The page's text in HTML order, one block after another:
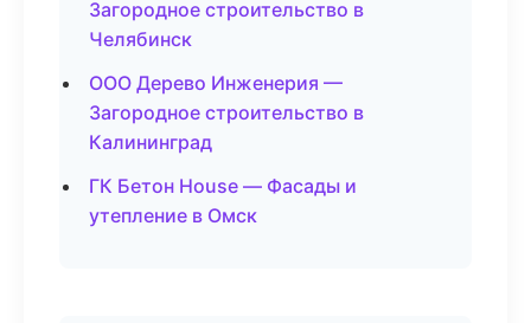
Загородное строительство в
Челябинск
ООО Дерево Инженерия —
Загородное строительство в
Калининград
ГК Бетон House — Фасады и
утепление в Омск